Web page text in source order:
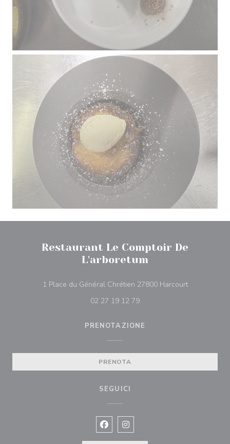
Restaurant Le Comptoir De
L'arboretum
1 Place du Général Chrétien 27800 Harcourt((apre una
02 27 19 12 79
PRENOTAZIONE
PRENOTA
SEGUICI
Facebook ((apre una nuova
Instagram ((apre una nuova